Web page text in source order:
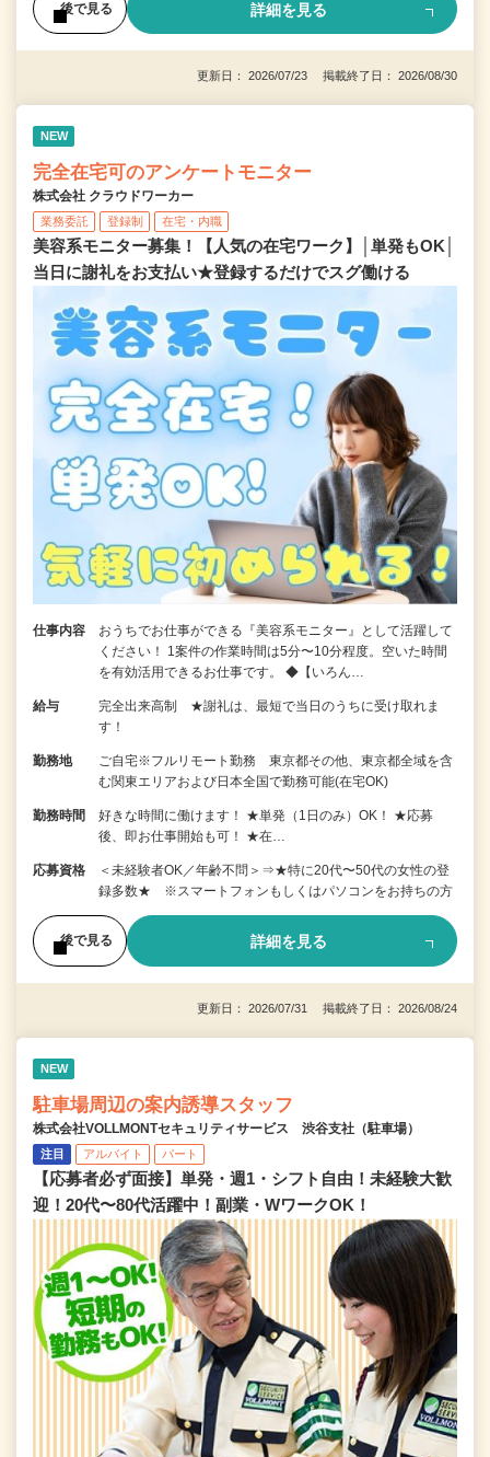
後で見る 詳細を見る
更新日： 2026/07/23 掲載終了日： 2026/08/30
NEW
完全在宅可のアンケートモニター
株式会社 クラウドワーカー
業務委託 登録制 在宅・内職
美容系モニター募集！【人気の在宅ワーク】│単発もOK│
当日に謝礼をお支払い★登録するだけでスグ働ける
仕事内容
おうちでお仕事ができる『美容系モニター』として活躍して
ください！ 1案件の作業時間は5分〜10分程度。空いた時間
を有効活用できるお仕事です。 ◆【いろん…
給与
完全出来高制 ★謝礼は、最短で当日のうちに受け取れま
す！
勤務地
ご自宅※フルリモート勤務 東京都その他、東京都全域を含
む関東エリアおよび日本全国で勤務可能(在宅OK)
勤務時間
好きな時間に働けます！ ★単発（1日のみ）OK！ ★応募
後、即お仕事開始も可！ ★在…
応募資格
＜未経験者OK／年齢不問＞⇒★特に20代〜50代の女性の登
録多数★ ※スマートフォンもしくはパソコンをお持ちの方
後で見る 詳細を見る
更新日： 2026/07/31 掲載終了日： 2026/08/24
NEW
駐車場周辺の案内誘導スタッフ
株式会社VOLLMONTセキュリティサービス 渋谷支社（駐車場）
注目 アルバイト パート
【応募者必ず面接】単発・週1・シフト自由！未経験大歓
迎！20代〜80代活躍中！副業・WワークOK！